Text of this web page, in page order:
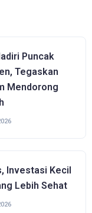
Puncak
Tegaskan
Mendorong
Investasi Kecil
Lebih Sehat